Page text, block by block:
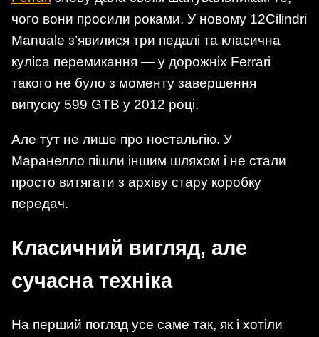
чого вони просили роками. У новому 12Cilindri
Manuale з’явилися три педалі та класична
куліса перемикання — у дорожніх Ferrari
такого не було з моменту завершення
випуску 599 GTB у 2012 році.
Але тут не лише про ностальгію. У
Маранелло пішли іншим шляхом і не стали
просто витягати з архіву стару коробку
передач.
Класичний вигляд, але
сучасна техніка
На перший погляд усе саме так, як і хотіли